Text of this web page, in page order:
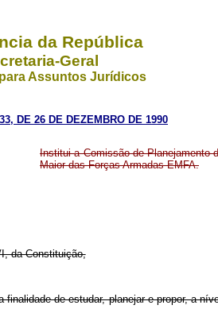
da República
Geral
Assuntos Jurídicos
DE 26 DE DEZEMBRO DE 1990
Institui a Comissão de Planejamento
Maior das Forças Armadas EMFA.
da Constituição,
finalidade de estudar, planejar e propor, a